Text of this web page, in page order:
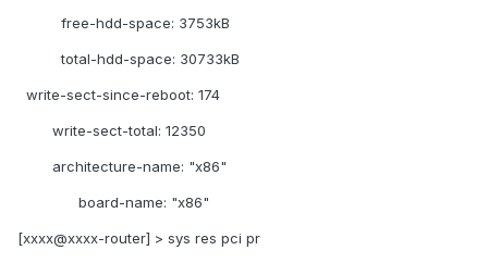
free-hdd-space: 3753kB
total-hdd-space: 30733kB
write-sect-since-reboot: 174
write-sect-total: 12350
architecture-name: "x86"
board-name: "x86"
[xxxx@xxxx-router] > sys res pci pr